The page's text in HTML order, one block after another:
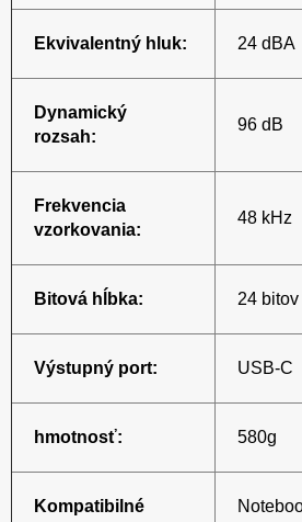
Ekvivalentný hluk: 24 dBA
Dynamický
rozsah:
96 dB
Frekvencia
vzorkovania:
48 kHz
Bitová hĺbka: 24 bitov
Výstupný port: USB-C
hmotnosť: 580g
Kompatibilné